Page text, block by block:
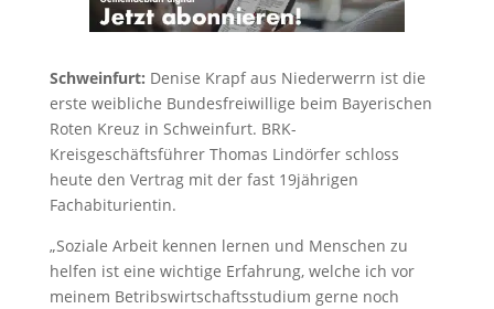
Schweinfurt: Denise Krapf aus Niederwerrn ist die
erste weibliche Bundesfreiwillige beim Bayerischen
Roten Kreuz in Schweinfurt. BRK-
Kreisgeschäftsführer Thomas Lindörfer schloss
heute den Vertrag mit der fast 19jährigen
Fachabiturientin.
„Soziale Arbeit kennen lernen und Menschen zu
helfen ist eine wichtige Erfahrung, welche ich vor
meinem Betribswirtschaftsstudium gerne noch